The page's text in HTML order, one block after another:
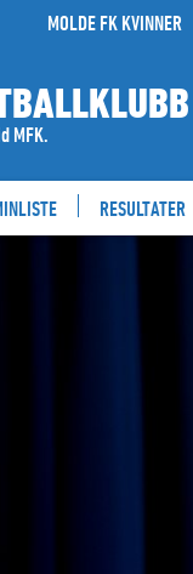
MOLDE FK KVINNER
MFK.
RESULTATER